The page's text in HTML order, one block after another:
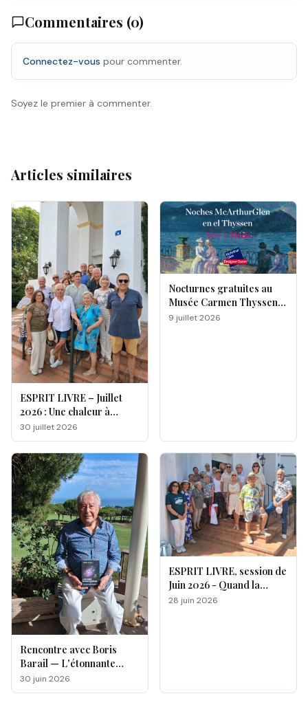
Commentaires (0)
Connectez-vous pour commenter.
Soyez le premier à commenter.
Articles similaires
ESPRIT LIVRE – Juillet
2026 : Une chaleur à
double facette
30 juillet 2026
Nocturnes gratuites au
Musée Carmen Thyssen
de Málaga
9 juillet 2026
Rencontre avec Boris
Barail — L'étonnante
odyssée d'un électron
voyageur
30 juin 2026
ESPRIT LIVRE, session de
Juin 2026 - Quand la
magie opère !
28 juin 2026